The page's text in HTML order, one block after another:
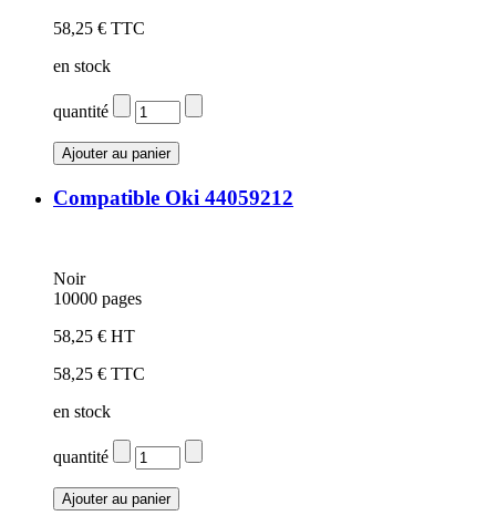
58,25 € TTC
en stock
quantité
Compatible Oki 44059212
Noir
10000 pages
58,25 € HT
58,25 € TTC
en stock
quantité